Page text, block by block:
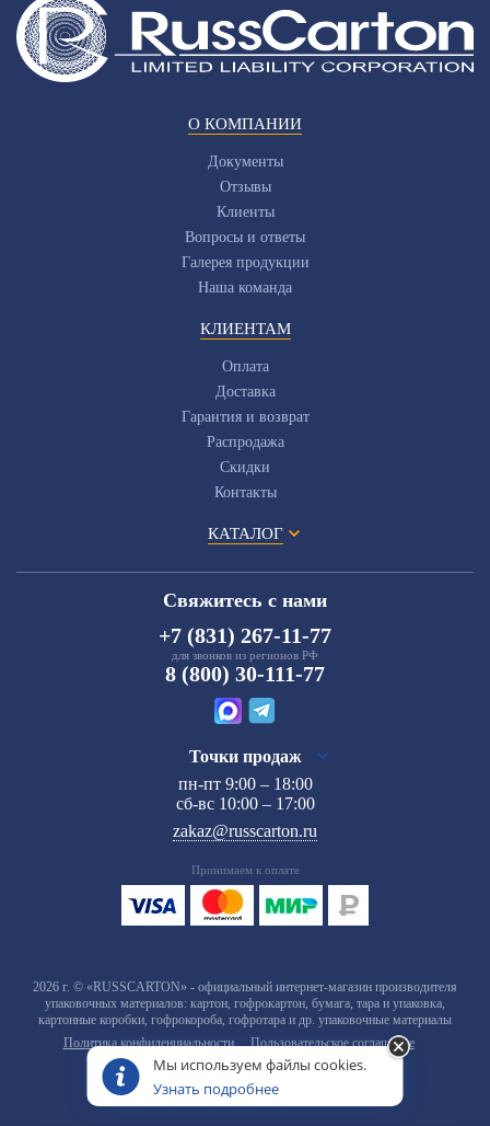
О КОМПАНИИ
Документы
Отзывы
Клиенты
Вопросы и ответы
Галерея продукции
Наша команда
КЛИЕНТАМ
Оплата
Доставка
Гарантия и возврат
Распродажа
Скидки
Контакты
КАТАЛОГ
Свяжитесь с нами
+7 (831) 267-11-77
для звонков из регионов РФ
8 (800) 30-111-77
Точки продаж
пн-пт 9:00 – 18:00
сб-вс 10:00 – 17:00
zakaz@russcarton.ru
Принимаем к оплате
2026 г. © «RUSSCARTON» - официальный интернет-магазин производителя
упаковочных материалов: картон, гофрокартон, бумага, тара и упаковка,
картонные коробки, гофрокороба, гофротара и др. упаковочные материалы
Политика конфиденциальности
Пользовательское соглашение
Мы используем файлы cookies.
Узнать подробнее